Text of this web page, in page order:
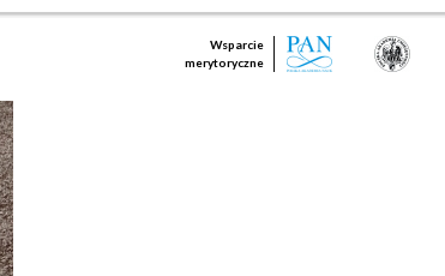
Wsparcie
merytoryczne